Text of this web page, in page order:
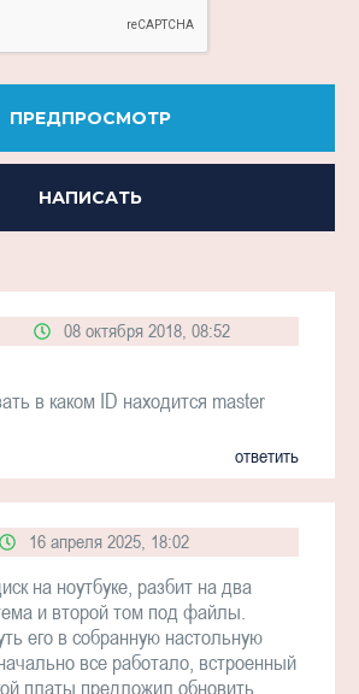
ПРЕДПРОСМОТР
НАПИСАТЬ
08 октября 2018, 08:52
в каком ID находится master
ответить
16 апреля 2025, 18:02
на ноутбуке, разбит на два
и второй том под файлы.
его в собранную настольную
все работало, встроенный
платы предложил обновить